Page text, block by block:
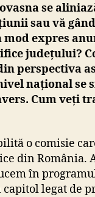
se
sau vă
expres
județului?
perspectiva
național se
Cum veți
o comisie
din România.
în
legat de